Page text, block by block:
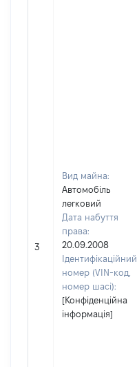
3
Вид майна:
Автомобіль
легковий
Дата набуття
права:
20.09.2008
Ідентифікаційний
номер (VIN-код,
номер шасі):
[Конфіденційна
інформація]